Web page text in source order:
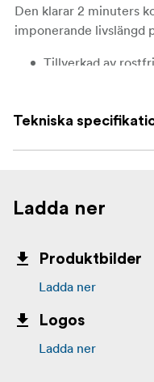
Den klarar 2 minuters
imponerande livslängd
Tillverkad av
Levereras med en
Tekniska
Ladda ner
Produktbilder
Ladda ner
Logos
Ladda ner